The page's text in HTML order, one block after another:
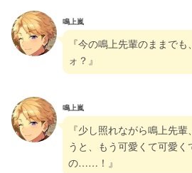
鳴上嵐
『今の鳴上先輩のままで
ォ？』
鳴上嵐
『少し照れながら鳴上先
うと、もう可愛くて可愛く
の……！』